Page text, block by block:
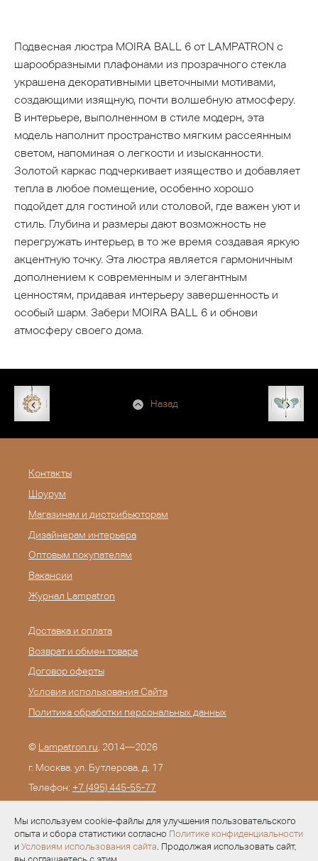
Мы используем cookie-файлы для улучшения пользовательского
опыта и сбора статистики согласно Политике конфиденциальности
и Условиям использования сайта. Продолжая использовать сайт,
Подвесная люстра MOIRA BALL 6 от LAMPATRON с
шарообразными плафонами из прозрачного стекла
украшена декоративными цветочными мотивами,
создающими изящную, почти волшебную атмосферу.
В интерьере, выполненном в стиле модерн, эта
модель наполнит пространство мягким рассеянным
светом, напоминая о легкости и изысканности.
Золотой каркас подчеркивает изящество и добавляет
тепла в любое помещение, особенно хорошо
подойдет для гостиной или столовой, где важен уют и
стиль. Глубина и размеры дают возможность не
перегружать интерьер, в то же время создавая яркую
акцентную точку. Эта люстра является гармоничным
дополнением к современным и элегантным
ценностям, придавая интерьеру завершенность и
особый шарм. Забери MOIRA BALL 6 и обнови
атмосферу своего дома.
Назад
Контакты
Шоурум
Магазинам и дистрибьюторам
Дизайнерам интерьера
Оптовым покупателям
Вакансии
Журнал Lampatron
Доставка и оплата
Возврат и обмен товара
Договор оферты
Условия использования Сайта
Политика обработки персональных данных
© Lampatron.ru , 2014—2026
г. Москва. ул. Бутлерова, д. 17
Телефон: +7 (495) 445-55-77